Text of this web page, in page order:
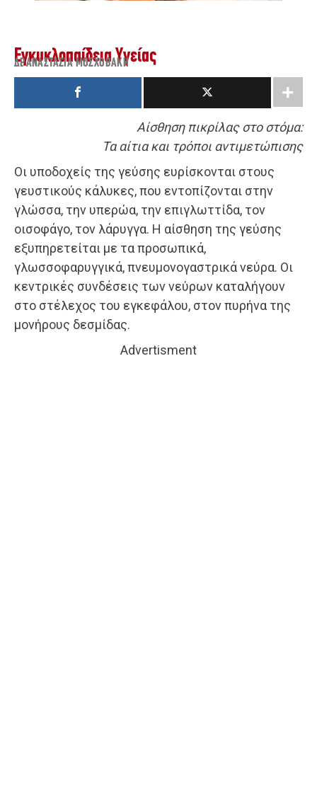
Εγκυκλοπαίδεια Υγείας
ΔΡ. ΑΝΑΣΤΑΣΊΑ ΜΟΣΧΟΒΆΚΗ
Αίσθηση πικρίλας στο στόμα:
Τα αίτια και τρόποι αντιμετώπισης
Οι υποδοχείς της γεύσης ευρίσκονται στους
γευστικούς κάλυκες, που εντοπίζονται στην
γλώσσα, την υπερώα, την επιγλωττίδα, τον
οισοφάγο, τον λάρυγγα. Η αίσθηση της γεύσης
εξυπηρετείται με τα προσωπικά,
γλωσσοφαρυγγικά, πνευμονογαστρικά νεύρα. Οι
κεντρικές συνδέσεις των νεύρων καταλήγουν
στο στέλεχος του εγκεφάλου, στον πυρήνα της
μονήρους δεσμίδας.
Advertisment